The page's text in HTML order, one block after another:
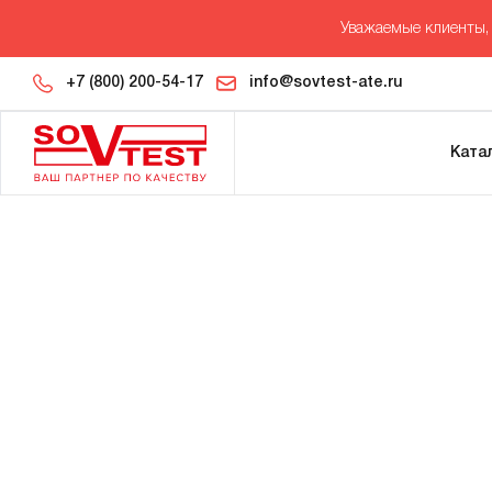
Уважаемые клиенты,
+7 (800) 200-54-17 info@sovtest-ate.ru